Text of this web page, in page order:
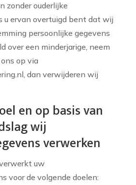
zonder ouderlijke
u ervan overtuigd bent dat wij
persoonlijke gegevens
over een minderjarige, neem
op via
dan verwijderen wij
en op basis van
wij
verwerken
uw
voor de volgende doelen: